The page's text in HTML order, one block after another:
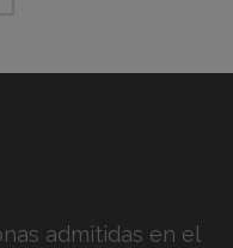
admitidas en el